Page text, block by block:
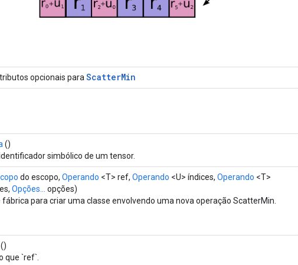
opcionais paraScatterMin
()
simbólico de um tensor.
do escopo, Operando <T> ref, Operando <U> índices, Operando <T>
Opções... opções)
fábrica para criar uma classe envolvendo uma nova operação ScatterMin.
()
que `ref`.